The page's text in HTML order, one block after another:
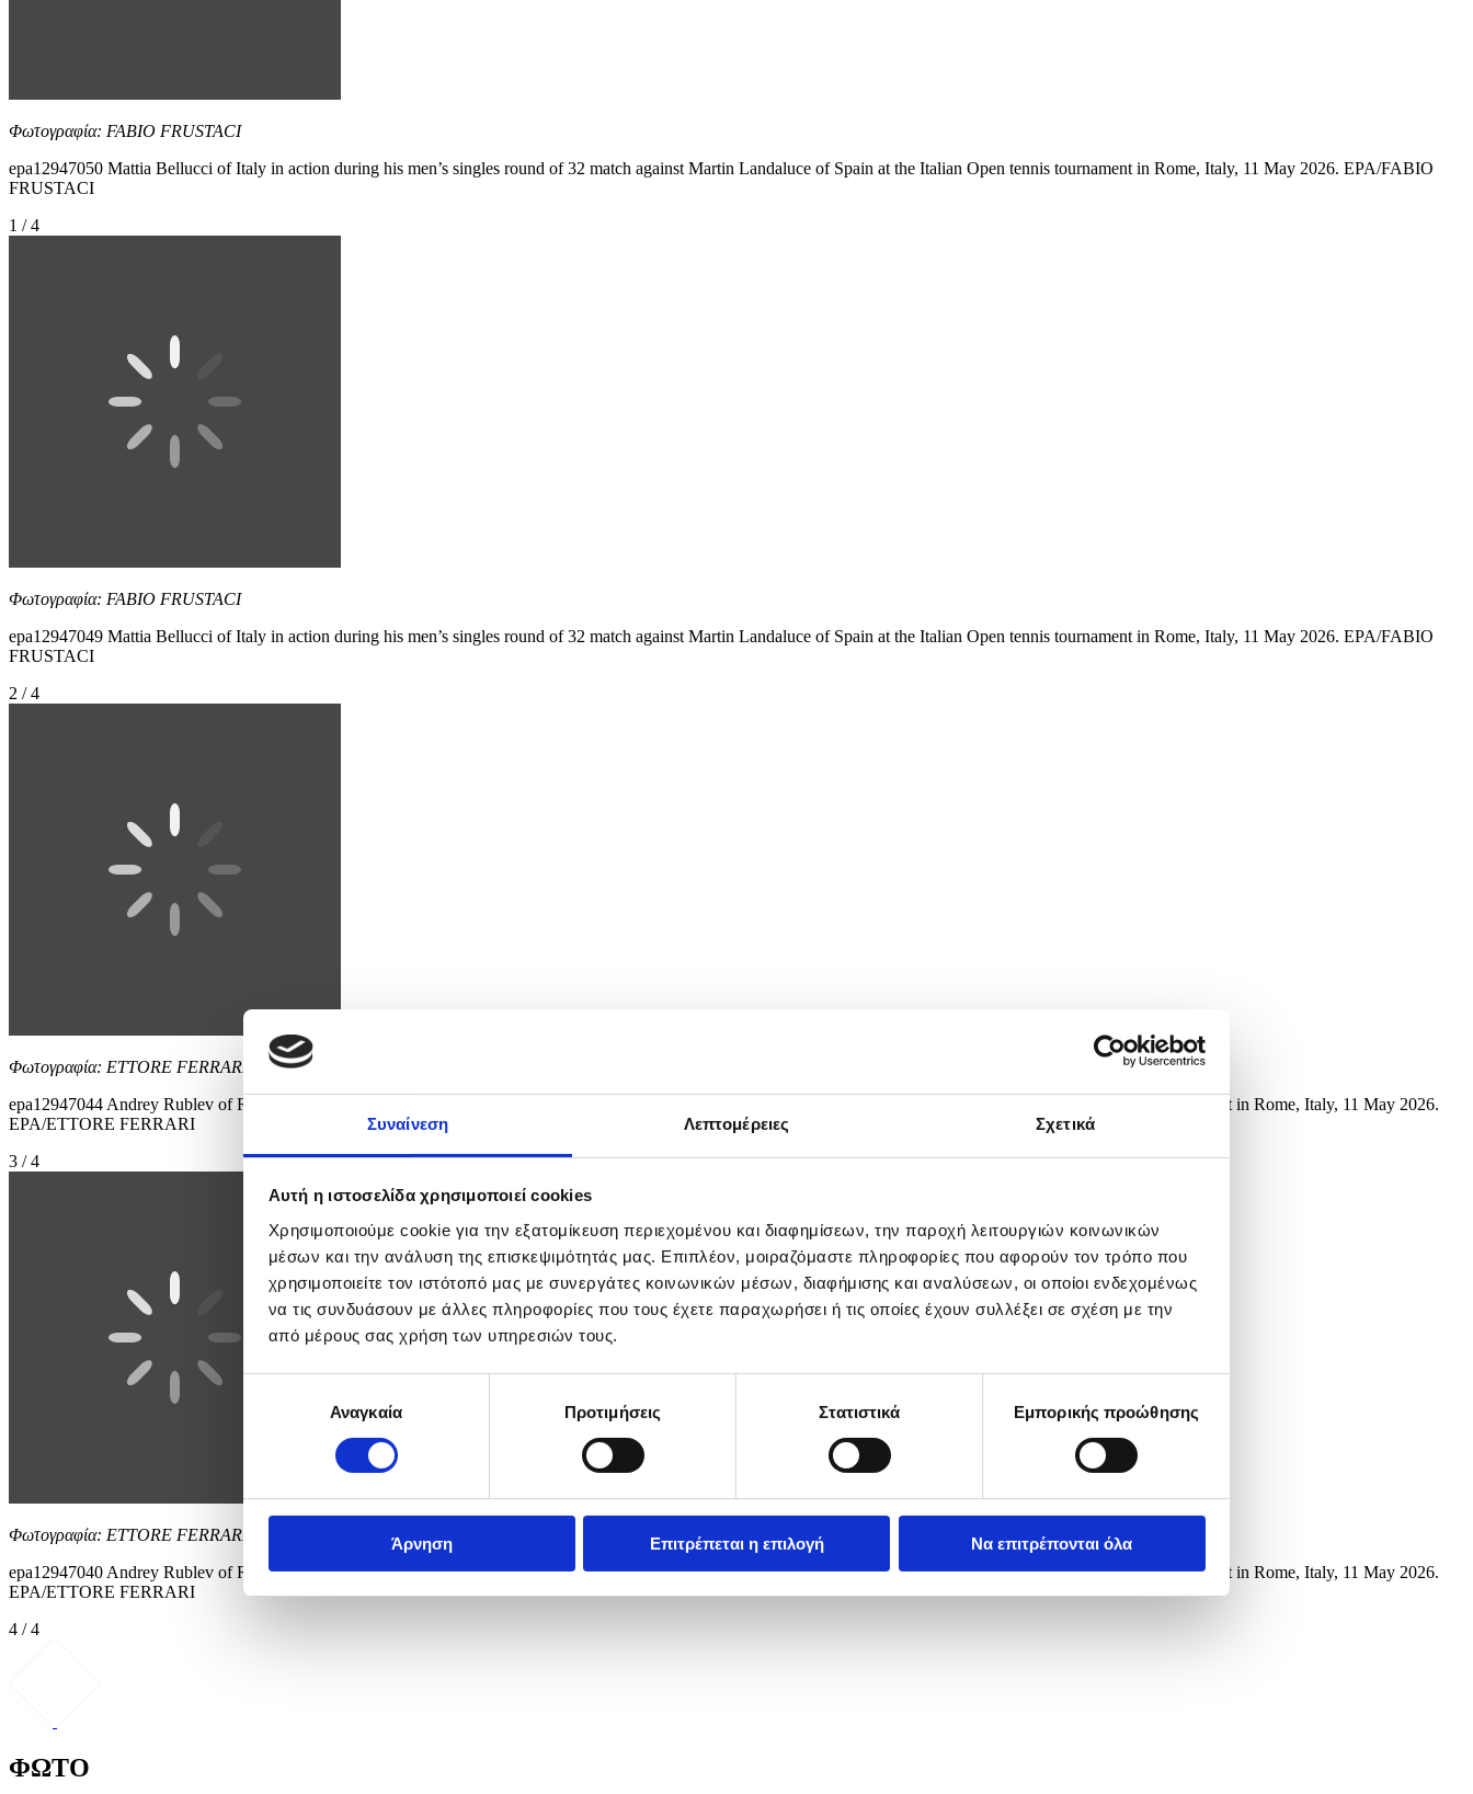
Συναίνεση Λεπτομέρειες Σχετικά
Αυτή η ιστοσελίδα χρησιμοποιεί cookies
Χρησιμοποιούμε cookie για την εξατομίκευση περιεχομένου και διαφημίσεων, την παροχή λειτουργιών κοινωνικών
μέσων και την ανάλυση της επισκεψιμότητάς μας. Επιπλέον, μοιραζόμαστε πληροφορίες που αφορούν τον τρόπο που
χρησιμοποιείτε τον ιστότοπό μας με συνεργάτες κοινωνικών μέσων, διαφήμισης και αναλύσεων, οι οποίοι ενδεχομένως
να τις συνδυάσουν με άλλες πληροφορίες που τους έχετε παραχωρήσει ή τις οποίες έχουν συλλέξει σε σχέση με την
από μέρους σας χρήση των υπηρεσιών τους.
συγκατάθεσηςΑναγκαία Προτιμήσεις Στατιστικά Εμπορικής προώθησης
Άρνηση Επιτρέπεται η επιλογή Να επιτρέπονται όλα
Φωτογραφία: FABIO FRUSTACI
epa12947050 Mattia Bellucci of Italy in action during his men’s singles round of 32 match against Martin Landaluce of Spain at the Italian Open tennis tournament in Rome, Italy, 11 May 2026. EPA/FABIO
FRUSTACI
1 / 4
Φωτογραφία: FABIO FRUSTACI
epa12947049 Mattia Bellucci of Italy in action during his men’s singles round of 32 match against Martin Landaluce of Spain at the Italian Open tennis tournament in Rome, Italy, 11 May 2026. EPA/FABIO
FRUSTACI
2 / 4
Φωτογραφία: ETTORE FERRARI
epa12947044 Andrey Rublev of Russia in action during his men’s singles round of 32 match against Alejandro Davidovich Fokina of Spain at the Italian Open tennis tournament in Rome, Italy, 11 May 2026.
EPA/ETTORE FERRARI
3 / 4
Φωτογραφία: ETTORE FERRARI
epa12947040 Andrey Rublev of Russia in action during his men’s singles round of 32 match against Alejandro Davidovich Fokina of Spain at the Italian Open tennis tournament in Rome, Italy, 11 May 2026.
EPA/ETTORE FERRARI
4 / 4
ΦΩΤΟ